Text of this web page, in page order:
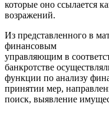
которые оно ссылается
возражений.
Из представленного в
финансовым
управляющим в
банкротстве
функции по анализу
принятии мер,
поиск, выявление